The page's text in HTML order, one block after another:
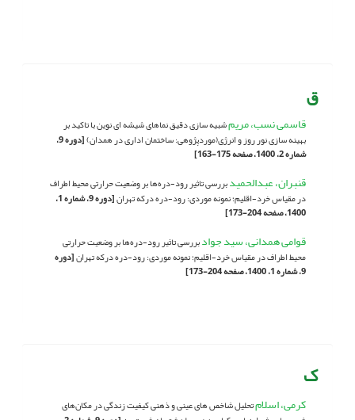
ق
قاسمی نسب، مریمشبیه سازی دقیق نماهای شیشه ای نوین با تاکید بر
بهینه سازی نور روز و انرژی(موردپژوهی: ساختمان اداری در همدان)
[دوره 9،
شماره 2، 1400، صفحه 175-163]
قنبران، عبدالحمیدبررسی تاثیر رود-دره‌ها بر وضعیت حرارتی محیط اطراف
در مقیاس خرد-اقلیم؛ نمونه موردی: رود-دره درکه تهران
[دوره 9، شماره 1،
1400، صفحه 204-173]
قوامی همدانی، سید جوادبررسی تاثیر رود-دره‌ها بر وضعیت حرارتی
محیط اطراف در مقیاس خرد-اقلیم؛ نمونه موردی: رود-دره درکه تهران[دوره
9، شماره 1، 1400، صفحه 204-173]
ک
کرمی، اسلامتحلیل شاخص های عینی و ذهنی کیفیت زندگی در مکان‌های